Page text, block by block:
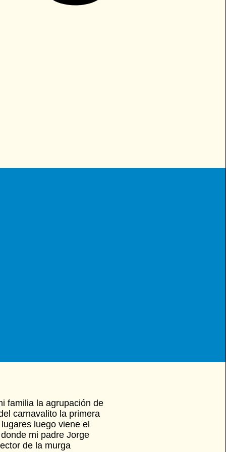
familia la agrupación de
carnavalito la primera
luego viene el
mi padre Jorge
de la murga